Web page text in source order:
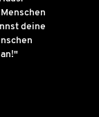
deine